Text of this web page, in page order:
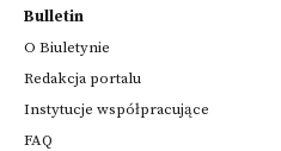
Bulletin
O Biuletynie
Redakcja portalu
Instytucje współpracujące
FAQ